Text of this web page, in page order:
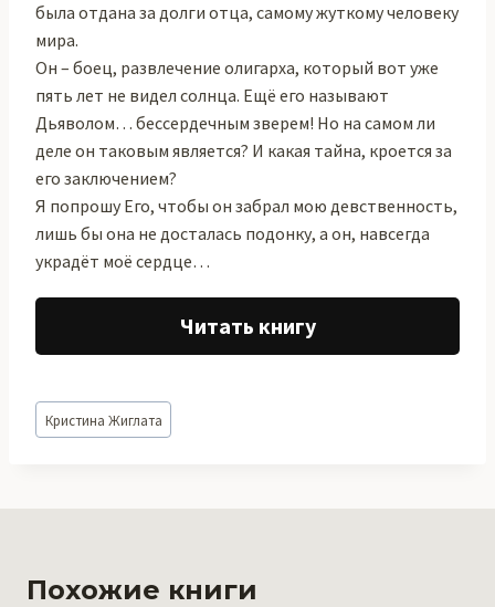
была отдана за долги отца, самому жуткому человеку
мира.
Он – боец, развлечение олигарха, который вот уже
пять лет не видел солнца. Ещё его называют
Дьяволом… бессердечным зверем! Но на самом ли
деле он таковым является? И какая тайна, кроется за
его заключением?
Я попрошу Его, чтобы он забрал мою девственность,
лишь бы она не досталась подонку, а он, навсегда
украдёт моё сердце…
Читать книгу
Метки
записи:
Кристина Жиглата
Похожие книги